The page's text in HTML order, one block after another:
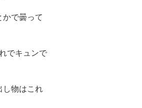
かで曇って
でキュンで
し物はこれ